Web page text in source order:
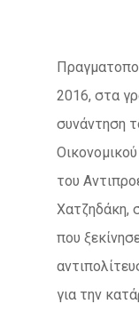
2016, στα
συνάντηση
του
Χατζηδάκη,
που
για την